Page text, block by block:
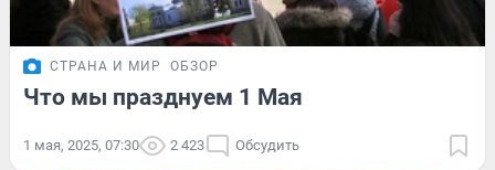
СТРАНА И МИР ОБЗОР
Что мы празднуем 1 Мая
1 мая, 2025, 07:30 2 423 Обсудить